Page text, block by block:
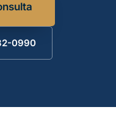
0990